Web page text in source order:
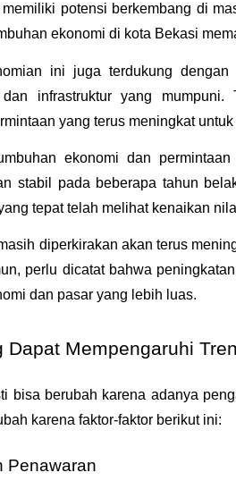
potensi berkembang di
ekonomi di kota Bekasi
ini juga terdukung
infrastruktur yang
yang terus meningkat
ekonomi dan
stabil pada beberapa tahun
tepat telah melihat kenaikan
diperkirakan akan terus
perlu dicatat bahwa
dan pasar yang lebih luas.
Dapat Mempengaruhi
bisa berubah karena adanya
karena faktor-faktor berikut ini:
Penawaran